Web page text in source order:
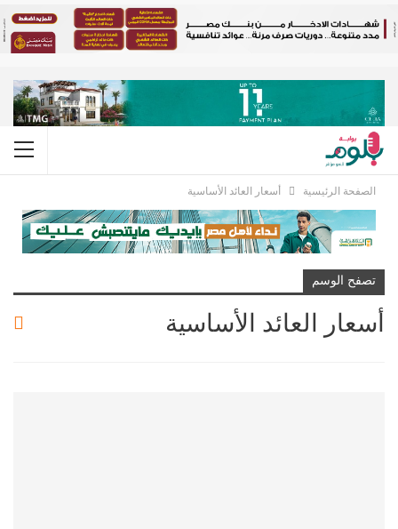
الصفحة الرئيسية أسعار العائد الأساسية
تصفح الوسم
أسعار العائد الأساسية